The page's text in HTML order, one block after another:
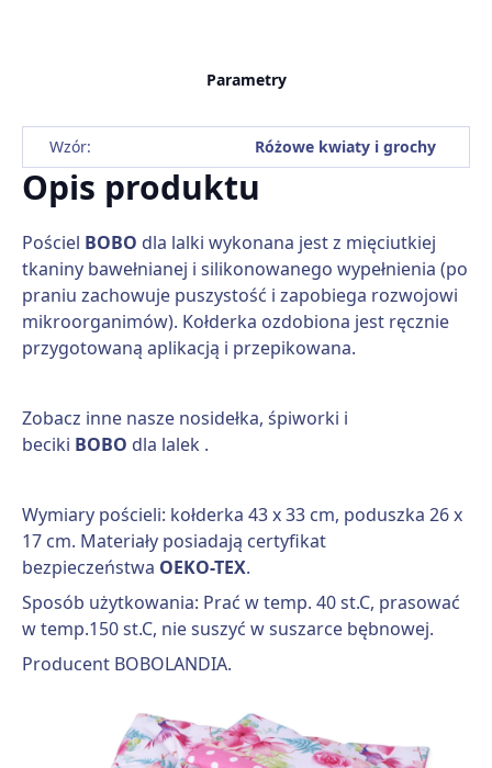
Parametry
Wzór: Różowe kwiaty i grochy
Opis produktu
Pościel BOBO dla lalki wykonana jest z mięciutkiej
tkaniny bawełnianej i silikonowanego wypełnienia (po
praniu zachowuje puszystość i zapobiega rozwojowi
mikroorganimów). Kołderka ozdobiona jest ręcznie
przygotowaną aplikacją i przepikowana.
Zobacz inne nasze nosidełka, śpiworki i
beciki BOBO dla lalek .
Wymiary pościeli: kołderka 43 x 33 cm, poduszka 26 x
17 cm. Materiały posiadają certyfikat
bezpieczeństwa OEKO-TEX.
Sposób użytkowania: Prać w temp. 40 st.C, prasować
w temp.150 st.C, nie suszyć w suszarce bębnowej.
Producent BOBOLANDIA.